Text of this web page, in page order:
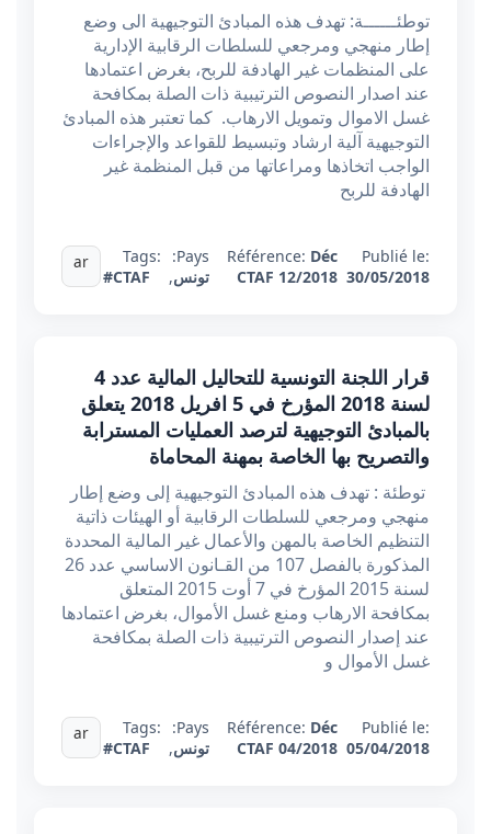
توطئــــــة: تهدف هذه المبادئ التوجيهية الى وضع
إطار منهجي ومرجعي للسلطات الرقابية الإدارية
على المنظمات غير الهادفة للربح، بغرض اعتمادها
عند اصدار النصوص الترتيبية ذات الصلة بمكافحة
غسل الاموال وتمويل الارهاب. كما تعتبر هذه المبادئ
التوجيهية آلية ارشاد وتبسيط للقواعد والإجراءات
الواجب اتخاذها ومراعاتها من قبل المنظمة غير
الهادفة للربح
Publié le:
30/05/2018
Référence: Déc
CTAF 12/2018
Pays:
تونس,
Tags:
#CTAF
ar
قرار اللجنة التونسية للتحاليل المالية عدد 4
لسنة 2018 المؤرخ في 5 افريل 2018 يتعلق
بالمبادئ التوجيهية لترصد العمليات المسترابة
والتصريح بها الخاصة بمهنة المحاماة
توطئة : تهدف هذه المبادئ التوجيهية إلى وضع إطار
منهجي ومرجعي للسلطات الرقابية أو الهيئات ذاتية
التنظيم الخاصة بالمهن والأعمال غير المالية المحددة
المذكورة بالفصل 107 من القـانون الاساسي عدد 26
لسنة 2015 المؤرخ في 7 أوت 2015 المتعلق
بمكافحة الارهاب ومنع غسل الأموال، بغرض اعتمادها
عند إصدار النصوص الترتيبية ذات الصلة بمكافحة
غسل الأموال و
Publié le:
05/04/2018
Référence: Déc
CTAF 04/2018
Pays:
تونس,
Tags:
#CTAF
ar